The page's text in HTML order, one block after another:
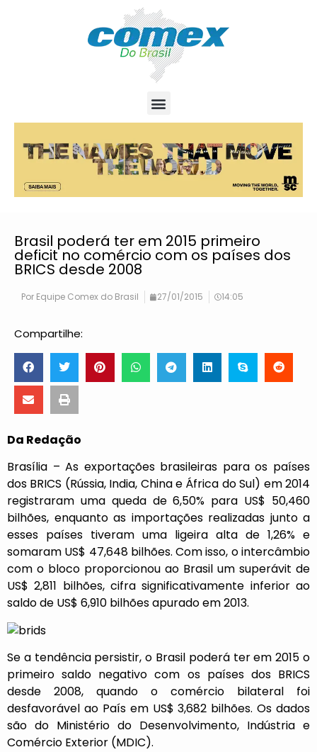
Brasil poderá ter em 2015 primeiro
deficit no comércio com os países dos
BRICS desde 2008
Por Equipe Comex do Brasil 27/01/2015 14:05
Compartilhe:
Da Redação
Brasília – As exportações brasileiras para os países
dos BRICS (Rússia, India, China e África do Sul) em 2014
registraram uma queda de 6,50% para US$ 50,460
bilhões, enquanto as importações realizadas junto a
esses países tiveram uma ligeira alta de 1,26% e
somaram US$ 47,648 bilhões. Com isso, o intercâmbio
com o bloco proporcionou ao Brasil um superávit de
US$ 2,811 bilhões, cifra significativamente inferior ao
saldo de US$ 6,910 bilhões apurado em 2013.
Se a tendência persistir, o Brasil poderá ter em 2015 o
primeiro saldo negativo com os países dos BRICS
desde 2008, quando o comércio bilateral foi
desfavorável ao País em US$ 3,682 bilhões. Os dados
são do Ministério do Desenvolvimento, Indústria e
Comércio Exterior (MDIC).